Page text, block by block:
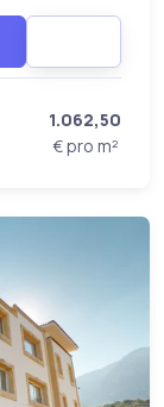
1.062,50
€ pro m²